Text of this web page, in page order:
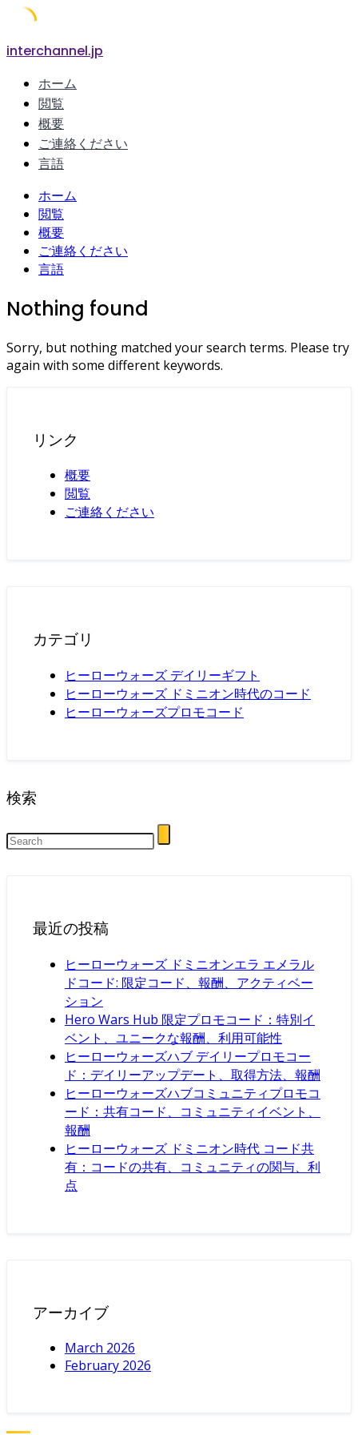
Skip
content
interchannel.jp
ホーム
閲覧
概要
ご連絡ください
言語
ホーム
閲覧
概要
ご連絡ください
言語
Nothing found
Sorry, but nothing matched your search terms. Please try
again with some different keywords.
リンク
概要
閲覧
ご連絡ください
カテゴリ
ヒーローウォーズ デイリーギフト
ヒーローウォーズ ドミニオン時代のコード
ヒーローウォーズプロモコード
検索
最近の投稿
ヒーローウォーズ ドミニオンエラ エメラル
ドコード: 限定コード、報酬、アクティベー
ション
Hero Wars Hub 限定プロモコード：特別イ
ベント、ユニークな報酬、利用可能性
ヒーローウォーズハブ デイリープロモコー
ド：デイリーアップデート、取得方法、報酬
ヒーローウォーズハブコミュニティプロモコ
ード：共有コード、コミュニティイベント、
報酬
ヒーローウォーズ ドミニオン時代 コード共
有：コードの共有、コミュニティの関与、利
点
アーカイブ
March 2026
February 2026